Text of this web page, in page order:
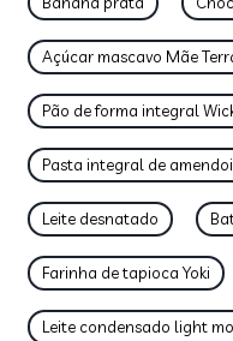
Açúcar mascavo Mãe
Pão de forma integral
Pasta integral de
Leite desnatado
Farinha de tapioca Yoki
Leite condensado light